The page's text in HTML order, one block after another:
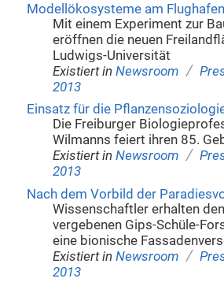
Modellökosysteme am Flughafen
Mit einem Experiment zur
eröffnen die neuen
Ludwigs-Universität
Existiert in Newsroom /
2013
Einsatz für die
Die Freiburger
Wilmanns feiert ihren 85.
Existiert in Newsroom /
2013
Nach dem Vorbild der
Wissenschaftler erhalten
vergebenen Gips-Schüle-
eine bionische
Existiert in Newsroom /
2013